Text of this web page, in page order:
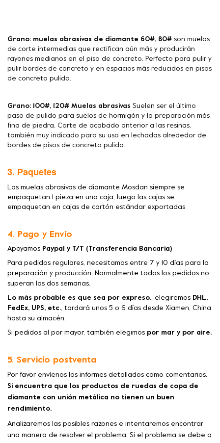
Grano: muelas abrasivas de diamante 60#, 80# son muelas
de corte intermedias que rectifican aún más y producirán
rayones medianos en el piso de concreto. Perfecto para pulir y
pulir bordes de concreto y en espacios más reducidos en pisos
de concreto pulido.
Grano: 100#, 120# Muelas abrasivas Suelen ser el último
paso de pulido para suelos de hormigón y la preparación más
fina de piedra. Corte de acabado anterior a las resinas,
también muy indicado para su uso en lechadas alrededor de
bordes de pisos de concreto pulido.
3. Paquetes
Las muelas abrasivas de diamante Mosdan siempre se
empaquetan 1 pieza en una caja, luego las cajas se
empaquetan en cajas de cartón estándar exportadas
4. Pago y Envío
Apoyamos Paypal y T/T (Transferencia Bancaria)
Para pedidos regulares, necesitamos entre 7 y 10 días para la
preparación y producción. Normalmente todos los pedidos no
superan las dos semanas.
Lo más probable es que sea por expreso., elegiremos DHL,
FedEx, UPS, etc., tardará unos 5 o 6 días desde Xiamen, China
hasta su almacén.
Si pedidos al por mayor, también elegimos por mar y por aire.
5. Servicio postventa
Por favor envíenos los informes detallados como comentarios.
Si encuentra que los productos de ruedas de copa de
diamante con unión metálica no tienen un buen
rendimiento.
Analizaremos las posibles razones e intentaremos encontrar
una manera de resolver el problema. Si el problema se debe a